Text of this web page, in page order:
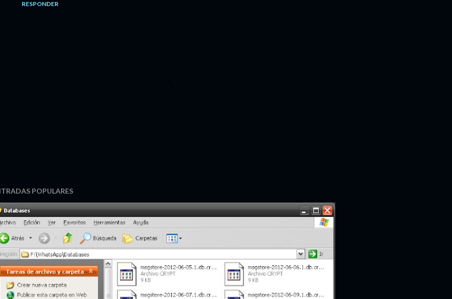
RESPONDER
POPULARES